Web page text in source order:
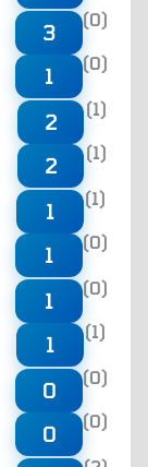
3
(0)
1
(0)
2
(1)
2
(1)
1
(1)
1
(0)
1
(0)
1
(1)
0
(0)
0
(0)